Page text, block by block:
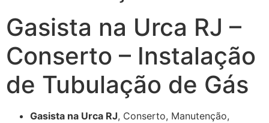
Gasista na Urca RJ –
Conserto – Instalação
de Tubulação de Gás
Gasista na Urca RJ, Conserto, Manutenção,